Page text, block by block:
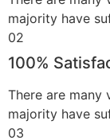
Linoor
01
There are many
majority have